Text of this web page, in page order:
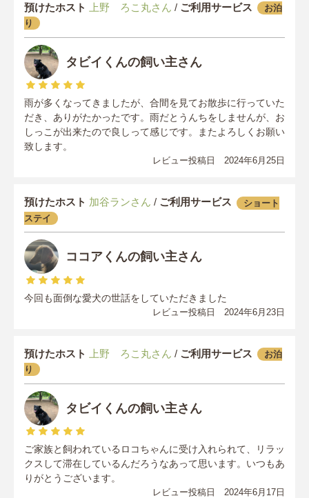
預けたホスト 上野 ろこ丸さん / ご利用サービス
お泊
り
タビイくんの飼い主さん
雨が多くなってきましたが、合間を見てお散歩に行っていた
だき、ありがたかったです。雨だとうんちをしませんが、お
しっこが出来たので良しって感じです。またよろしくお願い
致します。
レビュー投稿日 2024年6月25日
預けたホスト 加谷ランさん / ご利用サービス
ショート
ステイ
ココアくんの飼い主さん
今回も面倒な愛犬の世話をしていただきました
レビュー投稿日 2024年6月23日
預けたホスト 上野 ろこ丸さん / ご利用サービス
お泊
り
タビイくんの飼い主さん
ご家族と飼われているロコちゃんに受け入れられて、リラッ
クスして滞在しているんだろうなあって思います。いつもあ
りがとうございます。
レビュー投稿日 2024年6月17日